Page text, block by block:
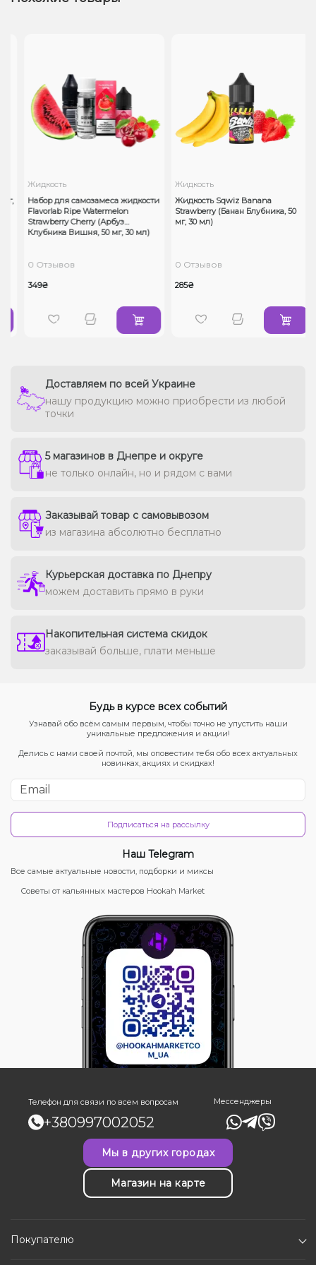
Жидкость
Набор для самозамеса жидкости
Flavorlab Ripe Watermelon
Strawberry Cherry (Арбуз
Клубника Вишня, 50 мг, 30 мл)
0 Отзывов
349₴
Жидкость
Жидкость Sqwiz Banana
Strawberry (Банан Блубника, 50
мг, 30 мл)
0 Отзывов
285₴
Доставляем по всей Украине
нашу продукцию можно приобрести из любой
точки
5 магазинов в Днепре и округе
не только онлайн, но и рядом с вами
Заказывай товар с самовывозом
из магазина абсолютно бесплатно
Курьерская доставка по Днепру
можем доставить прямо в руки
Накопительная система скидок
заказывай больше, плати меньше
Будь в курсе всех событий
Узнавай обо всём самым первым, чтобы точно не упустить наши
уникальные предложения и акции!
Делись с нами своей почтой, мы оповестим тебя обо всех актуальных
новинках, акциях и скидках!
Подписаться на рассылку
Наш Telegram
Все самые актуальные новости, подборки и миксы
Советы от кальянных мастеров Hookah Market
Телефон для связи по всем вопросам
+380997002052
Мессенджеры
Мы в других городах
Магазин на карте
Покупателю